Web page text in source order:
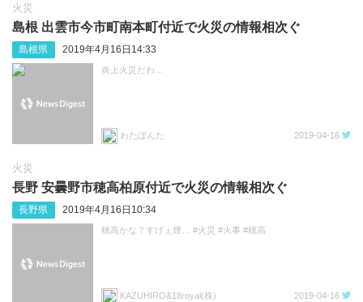
火災
島根 出雲市今市町南本町付近で火災の情報相次ぐ
島根県 2019年4月16日14:33
炎上火災だわ…
わたぽんた 2019-04-16
火災
長野 安曇野市穂高柏原付近で火災の情報相次ぐ
長野県 2019年4月16日10:34
穂高かな？すげぇ煙… #火災 #火事 #穂高
KAZUHIRO&18royal(株) 2019-04-16